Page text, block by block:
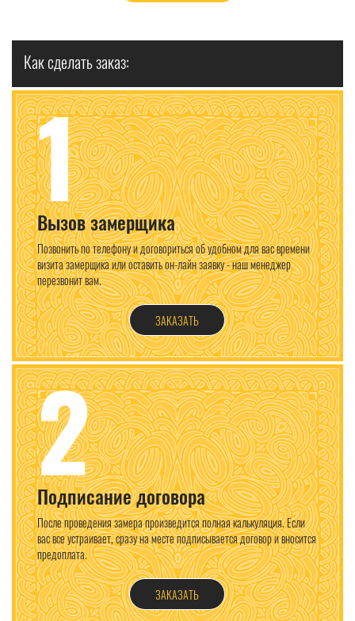
Как сделать заказ:
1
Вызов замерщика
Позвонить по телефону и договориться об удобном для вас времени
визита замерщика или оставить он-лайн заявку - наш менеджер
перезвонит вам.
ЗАКАЗАТЬ
2
Подписание договора
После проведения замера произведится полная калькуляция. Если
вас все устраивает, сразу на месте подписывается договор и вносится
предоплата.
ЗАКАЗАТЬ